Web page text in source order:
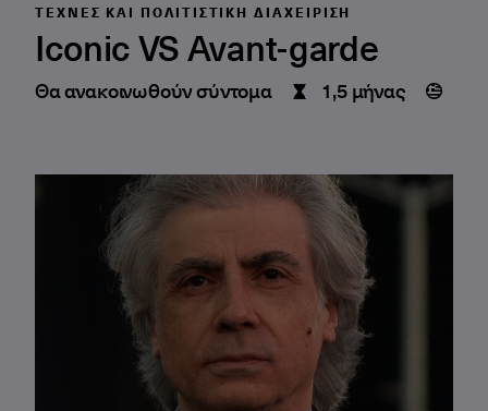
ΤΈΧΝΕΣ ΚΑΙ ΠΟΛΙΤΙΣΤΙΚΉ ΔΙΑΧΕΊΡΙΣΗ
Iconic VS Avant-garde
Θα ανακοινωθούν σύντομα 1,5 μήνας